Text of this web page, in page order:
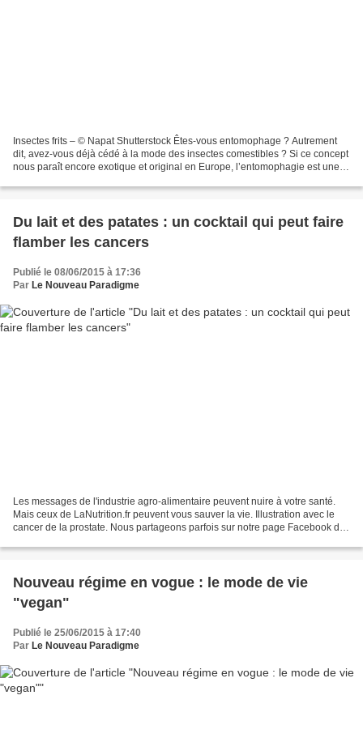
Insectes frits – © Napat Shutterstock Êtes-vous entomophage ? Autrement
dit, avez-vous déjà cédé à la mode des insectes comestibles ? Si ce concept
nous paraît encore exotique et original en Europe, l’entomophagie est une
Du lait et des patates : un cocktail qui peut faire
flamber les cancers
Publié le 08/06/2015 à 17:36
Par Le Nouveau Paradigme
Les messages de l'industrie agro-alimentaire peuvent nuire à votre santé.
Mais ceux de LaNutrition.fr peuvent vous sauver la vie. Illustration avec le
cancer de la prostate. Nous partageons parfois sur notre page Facebook de
Nouveau régime en vogue : le mode de vie
"vegan"
Publié le 25/06/2015 à 17:40
Par Le Nouveau Paradigme